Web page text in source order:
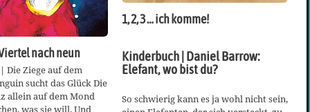
nach neun
Die Ziege auf dem
sucht das Glück Die
allein auf dem Mond
was sie will. Und
1, 2, 3 … ich komme!
Kinderbuch | Daniel Barrow:
Elefant, wo bist du?
So schwierig kann es ja wohl nicht sein,